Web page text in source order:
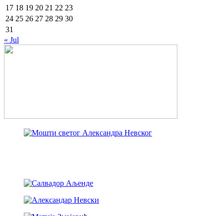
17 18 19 20 21 22 23
24 25 26 27 28 29 30
31
« Jul